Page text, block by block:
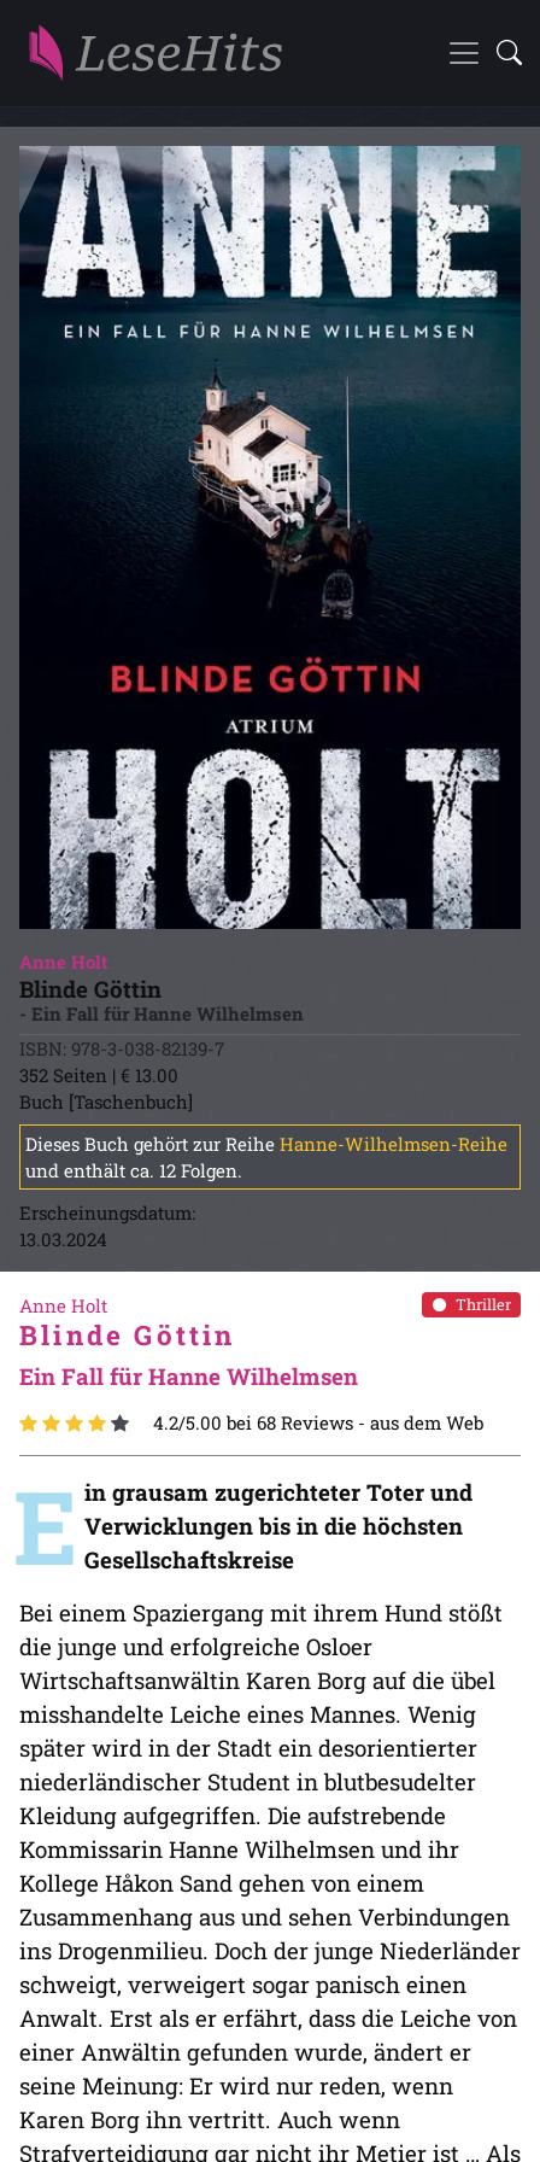
Anne Holt
Blinde Göttin
- Ein Fall für Hanne Wilhelmsen
ISBN: 978-3-038-82139-7
352 Seiten | € 13.00
Buch [Taschenbuch]
Dieses Buch gehört zur Reihe Hanne-Wilhelmsen-Reihe
und enthält ca. 12 Folgen.
Erscheinungsdatum:
13.03.2024
Thriller
Anne Holt
Blinde Göttin
Ein Fall für Hanne Wilhelmsen
4.2/5.00 bei 68 Reviews - aus dem Web
E in grausam zugerichteter Toter und
Verwicklungen bis in die höchsten
Gesellschaftskreise
Bei einem Spaziergang mit ihrem Hund stößt
die junge und erfolgreiche Osloer
Wirtschaftsanwältin Karen Borg auf die übel
misshandelte Leiche eines Mannes. Wenig
später wird in der Stadt ein desorientierter
niederländischer Student in blutbesudelter
Kleidung aufgegriffen. Die aufstrebende
Kommissarin Hanne Wilhelmsen und ihr
Kollege Håkon Sand gehen von einem
Zusammenhang aus und sehen Verbindungen
ins Drogenmilieu. Doch der junge Niederländer
schweigt, verweigert sogar panisch einen
Anwalt. Erst als er erfährt, dass die Leiche von
einer Anwältin gefunden wurde, ändert er
seine Meinung: Er wird nur reden, wenn
Karen Borg ihn vertritt. Auch wenn
Strafverteidigung gar nicht ihr Metier ist … Als